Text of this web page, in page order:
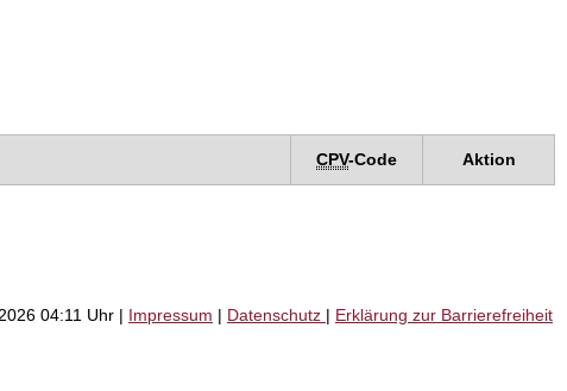
CPV-Code Aktion
04:11 Uhr | Impressum | Datenschutz | Erklärung zur Barrierefreiheit